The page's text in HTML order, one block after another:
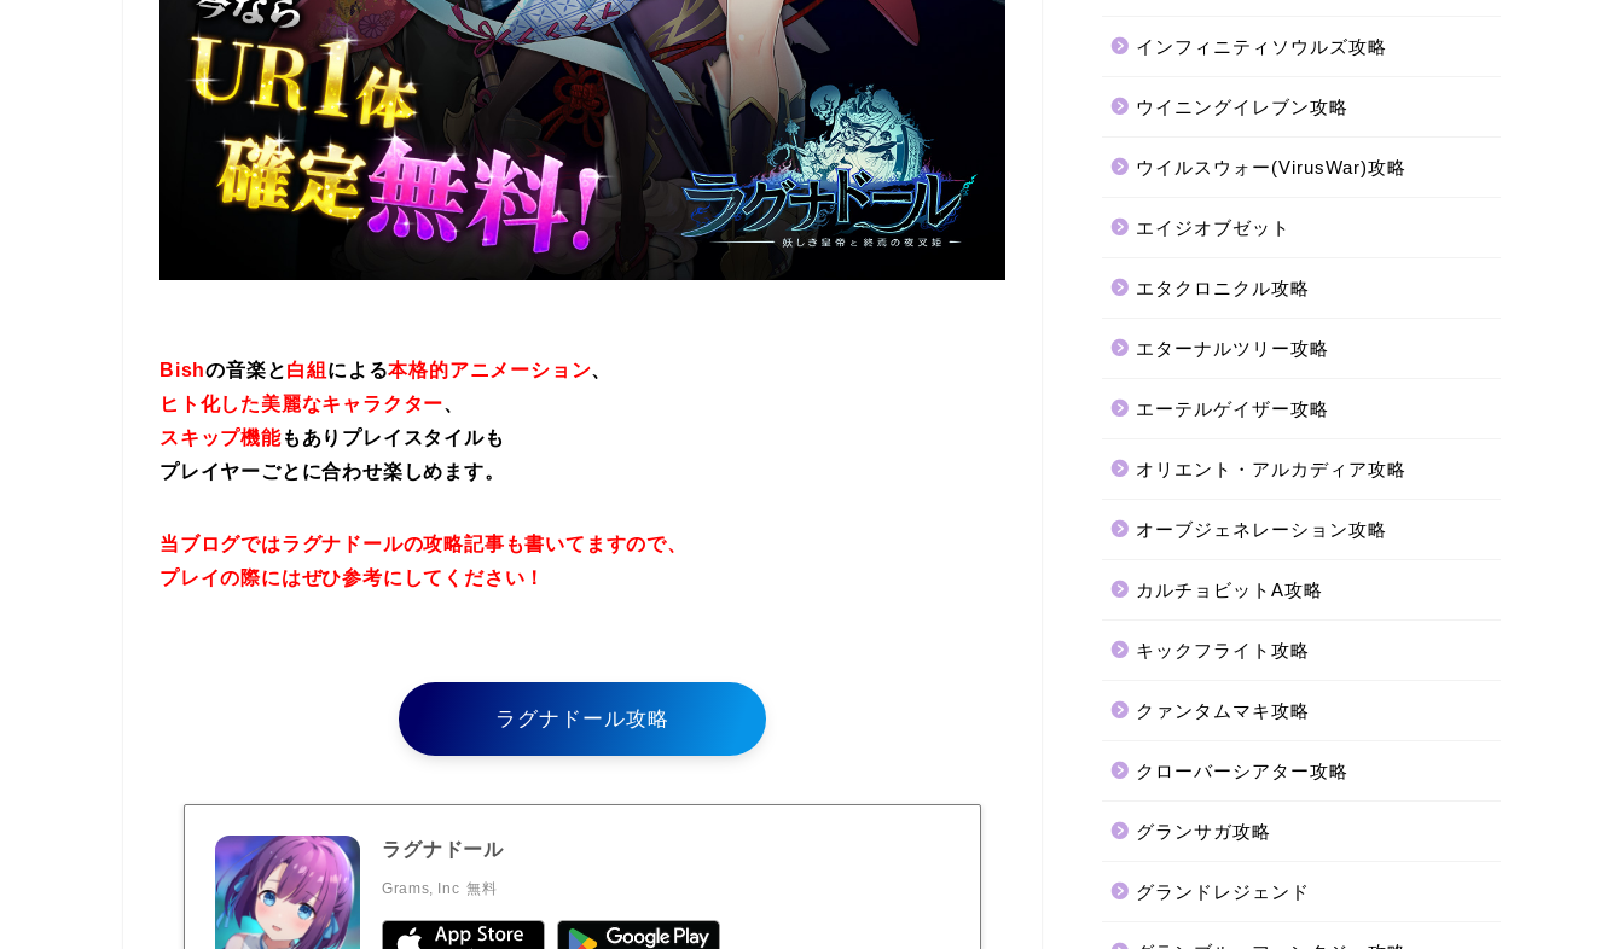
Bishの音楽と白組 による本格的アニメーション、
ヒト化した美麗なキャラクター、
スキップ機能もありプレイスタイルも
プレイヤーごとに合わせ楽しめます。
当ブログではラグナドールの攻略記事も書いてますので、
プレイの際にはぜひ参考にしてください！
ラグナドール攻略
ラグナドール
Grams, Inc 無料
インフィニティソウルズ攻略
ウイニングイレブン攻略
ウイルスウォー(VirusWar)攻略
エイジオブゼット
エタクロニクル攻略
エターナルツリー攻略
エーテルゲイザー攻略
オリエント・アルカディア攻略
オーブジェネレーション攻略
カルチョビットA攻略
キックフライト攻略
クァンタムマキ攻略
クローバーシアター攻略
グランサガ攻略
グランドレジェンド